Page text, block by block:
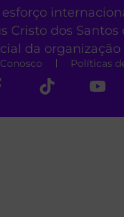
Cristo dos
da
Políticas